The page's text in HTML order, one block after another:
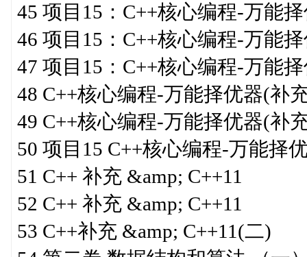
45 项目15：C++核心编程-万能
46 项目15：C++核心编程-万能
47 项目15：C++核心编程-万能
48 C++核心编程-万能择优器(补
49 C++核心编程-万能择优器(补
50 项目15 C++核心编程-万能择
51 C++ 补充 &amp; C++11
52 C++ 补充 &amp; C++11
53 C++补充 &amp; C++11(二)